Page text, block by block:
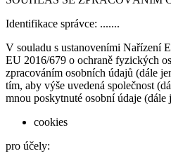
Identifikace správce: .......
V souladu s ustanoveními Nařízení
EU 2016/679 o ochraně fyzických
zpracováním osobních údajů (dále
tím, aby výše uvedená společnost
mnou poskytnuté osobní údaje (dále
cookies
pro účely: